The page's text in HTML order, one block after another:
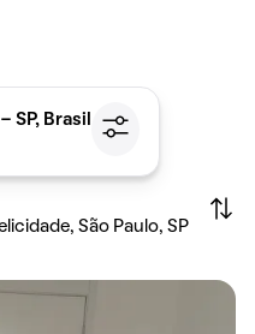
SP, Brasil
São Paulo, SP